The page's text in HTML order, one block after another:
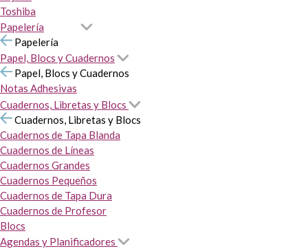
Toshiba
Papelería
Papelería
Papel, Blocs y Cuadernos
Papel, Blocs y Cuadernos
Notas Adhesivas
Cuadernos, Libretas y Blocs
Cuadernos, Libretas y Blocs
Cuadernos de Tapa Blanda
Cuadernos de Líneas
Cuadernos Grandes
Cuadernos Pequeños
Cuadernos de Tapa Dura
Cuadernos de Profesor
Blocs
Agendas y Planificadores